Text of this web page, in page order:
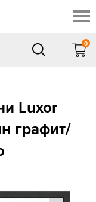
0
Luxor
графит/